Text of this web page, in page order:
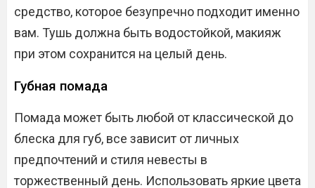
средство, которое безупречно подходит именно
вам. Тушь должна быть водостойкой, макияж
при этом сохранится на целый день.
Губная помада
Помада может быть любой от классической до
блеска для губ, все зависит от личных
предпочтений и стиля невесты в
торжественный день. Использовать яркие цвета